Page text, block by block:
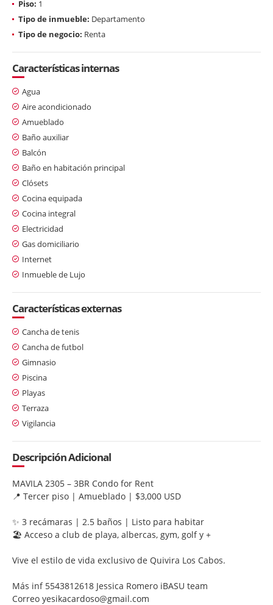
Piso: 1
Tipo de inmueble: Departamento
Tipo de negocio: Renta
Características internas
Agua
Aire acondicionado
Amueblado
Baño auxiliar
Balcón
Baño en habitación principal
Clósets
Cocina equipada
Cocina integral
Electricidad
Gas domiciliario
Internet
Inmueble de Lujo
Características externas
Cancha de tenis
Cancha de futbol
Gimnasio
Piscina
Playas
Terraza
Vigilancia
Descripción Adicional
MAVILA 2305 – 3BR Condo for Rent
📍 Tercer piso | Amueblado | $3,000 USD
✨ 3 recámaras | 2.5 baños | Listo para habitar
🏖️ Acceso a club de playa, albercas, gym, golf y +
Vive el estilo de vida exclusivo de Quivira Los Cabos.
Más inf 5543812618 Jessica Romero iBASU team
Correo yesikacardoso@gmail.com